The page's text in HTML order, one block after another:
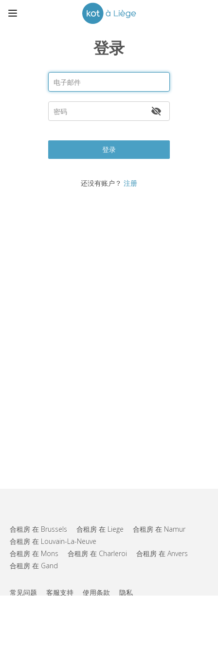
登录
登录
还没有账户？ 注册
合租房 在 Brussels 合租房 在 Liege
合租房 在 Namur
合租房 在 Louvain-La-Neuve
合租房 在 Mons
合租房 在 Charleroi
合租房 在 Anvers
合租房 在 Gand
常见问题 客服支持 使用条款 隐私